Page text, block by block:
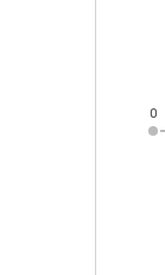
0